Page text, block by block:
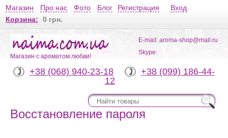
Магазин Про нас Фото Блог Регистрация
Вход
Корзина:
0 грн.
Магазин с ароматом любви!
+38 (068) 940-23-18
+38 (099) 186-44-
12
E-mail: aroma-shop@mail.ru
Skype:
Восстановление пароля